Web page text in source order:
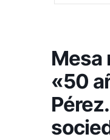
Mesa
«50